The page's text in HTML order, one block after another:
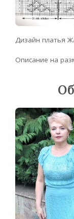
Дизайн платья
Описание на